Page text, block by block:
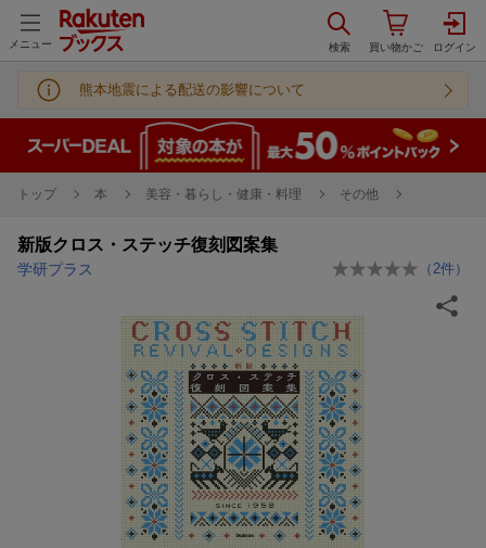
メニュー
熊本地震による配送の影響について
トップ 本 美容・暮らし・健康・料理 その他
新版クロス・ステッチ復刻図案集
学研プラス （ 2件）